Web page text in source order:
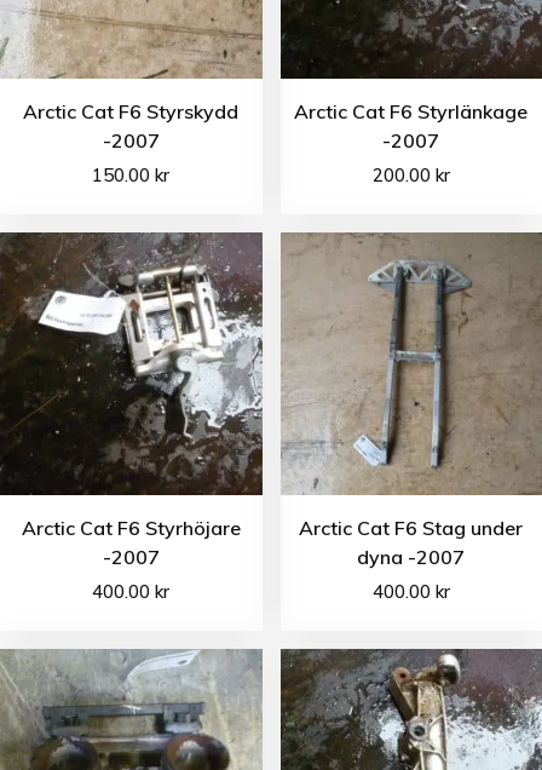
Arctic Cat F6 Styrskydd
-2007
150.00kr
Arctic Cat F6 Styrlänkage
-2007
200.00 kr
Arctic Cat F6 Styrhöjare
-2007
400.00kr
Arctic Cat F6 Stag under
dyna -2007
400.00 kr